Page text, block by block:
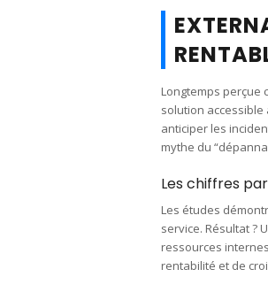
Longtemps perçue
solution accessible
anticiper les
mythe du
Les chiffres
Les études
service. Résultat ?
ressources
rentabilité et de